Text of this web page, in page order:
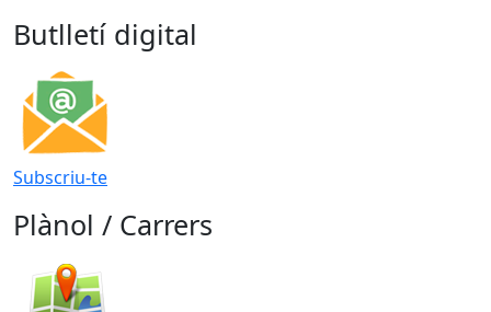
Butlletí digital
Subscriu-te
Plànol / Carrers